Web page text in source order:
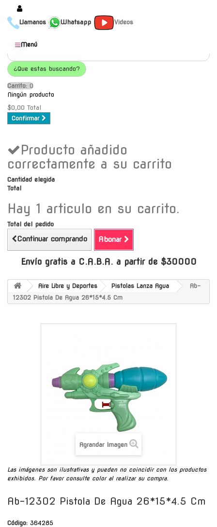
Llamanos Whatsapp Videos
Productos
Populares
Categorías
Marcas
Mayoristas
Contacto
Envío gratis a C.A.B.A. a
partir de $30000
Menú
¿Que estas buscando?
Carrito: O
Ningún producto
$0,00 Total
Confirmar
Producto añadido
correctamente a su carrito
Cantidad elegida
Total
Hay 1 articulo en su carrito.
Total del pedido
Continuar comprando Abonar
Envío gratis a C.A.B.A. a partir de $30000
Aire Libre y Deportes Pistolas Lanza Agua
Ab-
12302 Pistola De Agua 26*15*4.5 Cm
Agrandar Imagen
Las imágenes son ilustrativas y pueden no coincidir con los productos
exhibidos. Por favor consulte color al realizar su compra.
Ab-12302 Pistola De Agua 26*15*4.5 Cm
Código: 364285